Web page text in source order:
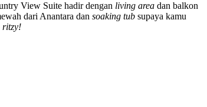
View Suite hadir dengan living area dan balkon
dari Anantara dan soaking tub supaya kamu
ritzy!